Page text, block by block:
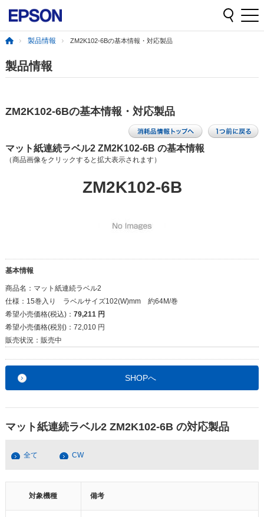
製品情報 ZM2K102-6Bの基本情報・対応製品
製品情報
ZM2K102-6Bの基本情報・対応製品
マット紙連続ラベル2 ZM2K102-6B の基本情報
（商品画像をクリックすると拡大表示されます）
ZM2K102-6B
基本情報
商品名： マット紙連続ラベル2
仕様： 15巻入り ラベルサイズ102(W)mm 約64M/巻
希望小売価格(税込)： 79,211 円
希望小売価格(税別)： 72,010 円
販売状況： 販売中
SHOPへ
マット紙連続ラベル2 ZM2K102-6B の対応製品
全て CW
対象機種 備考